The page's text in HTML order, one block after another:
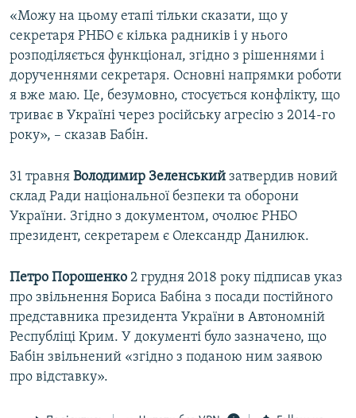
«Можу на цьому етапі тільки сказати, що у
секретаря РНБО є кілька радників і у нього
розподіляється функціонал, згідно з рішеннями і
дорученнями секретаря. Основні напрямки роботи
я вже маю. Це, безумовно, стосується конфлікту, що
триває в Україні через російську агресію з 2014-го
року», – сказав Бабін.
31 травня Володимир Зеленський затвердив новий
склад Ради національної безпеки та оборони
України. Згідно з документом, очолює РНБО
президент, секретарем є Олександр Данилюк.
Петро Порошенко 2 грудня 2018 року підписав указ
про звільнення Бориса Бабіна з посади постійного
представника президента України в Автономній
Республіці Крим. У документі було зазначено, що
Бабін звільнений «згідно з поданою ним заявою
про відставку».